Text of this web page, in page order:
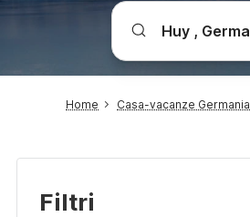
Home Casa-vacanze Germania
Filtri